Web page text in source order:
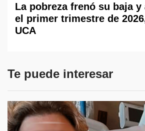
La pobreza frenó su baja y
el primer trimestre de
UCA
Te puede interesar